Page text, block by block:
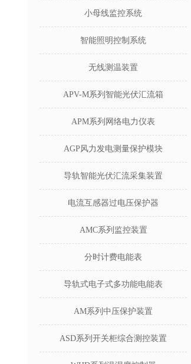
小母线监控系统
智能照明控制系统
无线测温装置
APV-M系列智能光伏汇流箱
APM系列网络电力仪表
AGP风力发电测量保护模块
导轨智能光伏汇流采集装置
电流互感器过电压保护器
AMC系列监控装置
分时计费电能表
导轨式电子式多功能电能表
AM系列中压保护装置
ASD系列开关柜综合测控装置